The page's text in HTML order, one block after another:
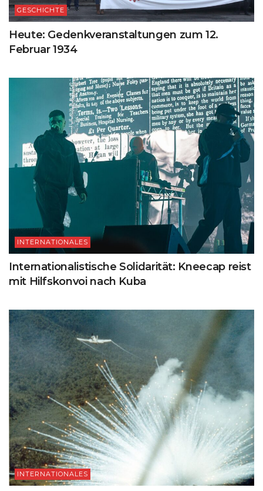
GESCHICHTE
Heute: Gedenkveranstaltungen zum 12.
Februar 1934
INTERNATIONALES
Internationalistische Solidarität: Kneecap reist
mit Hilfskonvoi nach Kuba
INTERNATIONALES